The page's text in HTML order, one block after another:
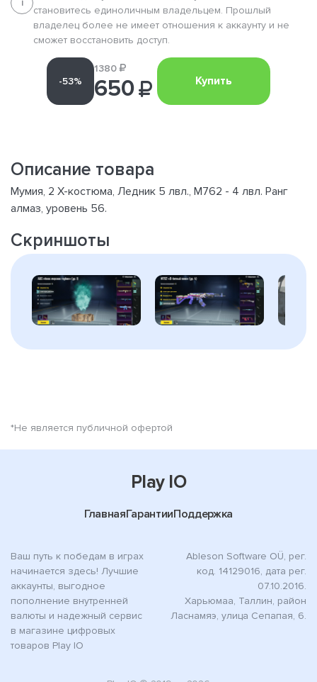
становитесь единоличным владельцем. Прошлый
владелец более не имеет отношения к аккаунту и не
сможет восстановить доступ.
-53%
1380
650 Купить
Описание товара
Мумия, 2 X-костюма, Ледник 5 лвл., М762 - 4 лвл. Ранг
алмаз, уровень 56.
Скриншоты
*Не является публичной офертой
Play IO
ГлавнаяГарантииПоддержка
Ваш путь к победам в играх
начинается здесь! Лучшие
аккаунты, выгодное
пополнение внутренней
валюты и надежный сервис
в магазине цифровых
товаров Play IO
Ableson Software OÜ, рег.
код. 14129016, дата рег.
07.10.2016.
Харьюмаа, Таллин, район
Ласнамяэ, улица Сепапая, 6.